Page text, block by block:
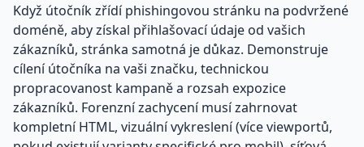
Když útočník zřídí phishingovou stránku na podvržené
doméně, aby získal přihlašovací údaje od vašich
zákazníků, stránka samotná je důkaz. Demonstruje
cílení útočníka na vaši značku, technickou
propracovanost kampaně a rozsah expozice
zákazníků. Forenzní zachycení musí zahrnovat
kompletní HTML, vizuální vykreslení (více viewportů,